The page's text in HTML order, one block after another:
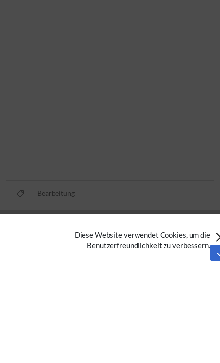
Diese Website verwendet Cookies, um die
Benutzerfreundlichkeit zu verbessern.
Bearbeitung
Nutzungsbedingungen